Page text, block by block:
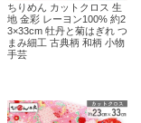
ちりめん カットクロス 生
地 金彩 レーヨン100% 約2
3×33cm 牡丹と菊はぎれ つ
まみ細工 古典柄 和柄 小物
手芸